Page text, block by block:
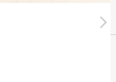
arrow_forward_ios